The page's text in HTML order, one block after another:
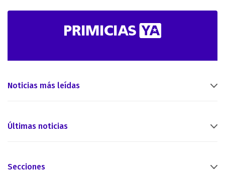
Noticias más leídas
Últimas noticias
Secciones